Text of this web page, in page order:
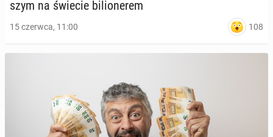
szym na świecie bi­lio­ne­rem
15 czerwca, 11:00 108